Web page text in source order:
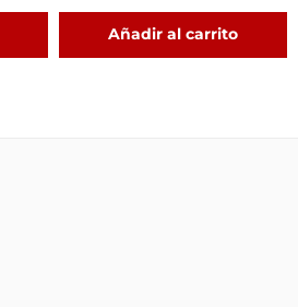
Añadir al carrito